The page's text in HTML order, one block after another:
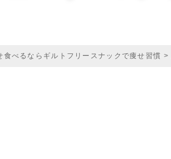
食べるならギルトフリースナックで痩せ習慣 >